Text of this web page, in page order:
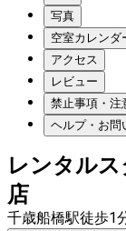
写真
空室カレンダ
アクセス
レビュー
禁止事項・注
ヘルプ・お問
レンタル
店
千歳船橋駅徒歩1